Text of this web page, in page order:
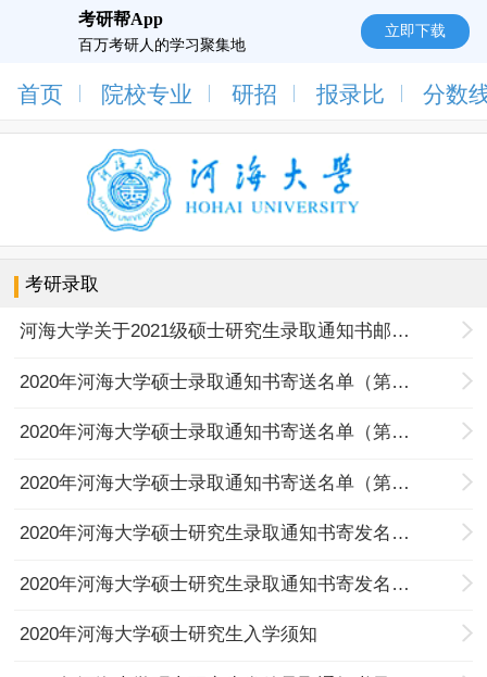
考研帮App
百万考研人的学习聚集地
立即下载
首页 院校专业 研招 报录比 分数
考研录取
河海大学关于2021级硕士研究生录取通知书邮寄地址确认的通知
2020年河海大学硕士录取通知书寄送名单（第六批）
2020年河海大学硕士录取通知书寄送名单（第五批）
2020年河海大学硕士录取通知书寄送名单（第四批）
2020年河海大学硕士研究生录取通知书寄发名单（第三批）
2020年河海大学硕士研究生录取通知书寄发名单（第二批）
2020年河海大学硕士研究生入学须知